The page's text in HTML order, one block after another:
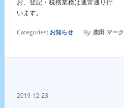
お、登記・税務業務は通常通り行
います。
Categories: お知らせ By:柴田 マーク
2019-12-23